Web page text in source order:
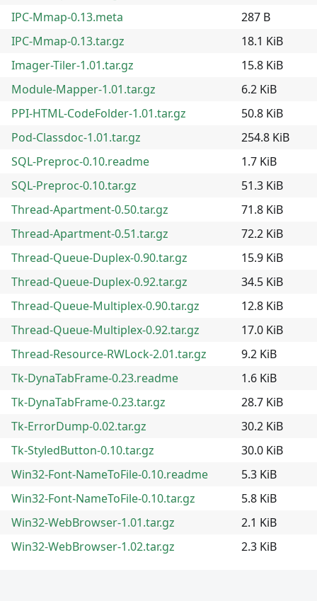
IPC-Mmap-0.13.meta
287 B
IPC-Mmap-0.13.tar.gz
18.1 KiB
Imager-Tiler-1.01.tar.gz
15.8 KiB
Module-Mapper-1.01.tar.gz
6.2 KiB
PPI-HTML-CodeFolder-1.01.tar.gz
50.8 KiB
Pod-Classdoc-1.01.tar.gz
254.8 KiB
SQL-Preproc-0.10.readme
1.7 KiB
SQL-Preproc-0.10.tar.gz
51.3 KiB
Thread-Apartment-0.50.tar.gz
71.8 KiB
Thread-Apartment-0.51.tar.gz
72.2 KiB
Thread-Queue-Duplex-0.90.tar.gz
15.9 KiB
Thread-Queue-Duplex-0.92.tar.gz
34.5 KiB
Thread-Queue-Multiplex-0.90.tar.gz
12.8 KiB
Thread-Queue-Multiplex-0.92.tar.gz
17.0 KiB
Thread-Resource-RWLock-2.01.tar.gz
9.2 KiB
Tk-DynaTabFrame-0.23.readme
1.6 KiB
Tk-DynaTabFrame-0.23.tar.gz
28.7 KiB
Tk-ErrorDump-0.02.tar.gz
30.2 KiB
Tk-StyledButton-0.10.tar.gz
30.0 KiB
Win32-Font-NameToFile-0.10.readme
5.3 KiB
Win32-Font-NameToFile-0.10.tar.gz
5.8 KiB
Win32-WebBrowser-1.01.tar.gz
2.1 KiB
Win32-WebBrowser-1.02.tar.gz
2.3 KiB